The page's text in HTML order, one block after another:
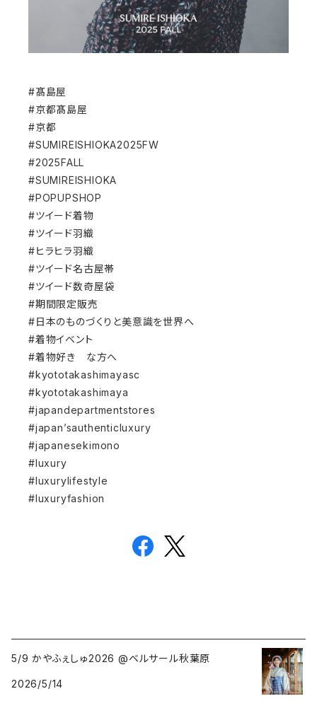
#髙島屋
#京都髙島屋
#京都
#SUMIREISHIOKA2025FW
#2025FALL
#SUMIREISHIOKA
#POPUPSHOP
#ツイード着物
#ツイード羽織
#ヒラヒラ羽織
#ツイード名古屋帯
#ツイード数奇屋袋
#期間限定販売
#日本のものづくりと美意識を世界へ
#着物イベント
#着物好き な方へ
#kyototakashimayasc
#kyototakashimaya
#japandepartmentstores
#japan’sauthenticluxury
#japanesekimono
#luxury
#luxurylifestyle
#luxuryfashion
5/9 かやふぇしゅ2026 @ベルサール秋葉原
2026/5/14